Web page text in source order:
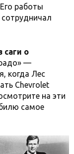
работы
о
—
когда Лес
Chevrolet
на эти
самое